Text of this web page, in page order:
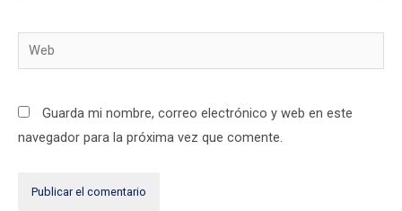
Web
Guarda mi nombre, correo electrónico y web en este
navegador para la próxima vez que comente.